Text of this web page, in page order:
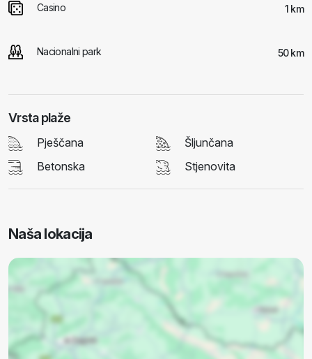
Casino 1 km
Nacionalni park 50 km
Vrsta plaže
Pješčana
Šljunčana
Betonska
Stjenovita
Naša lokacija